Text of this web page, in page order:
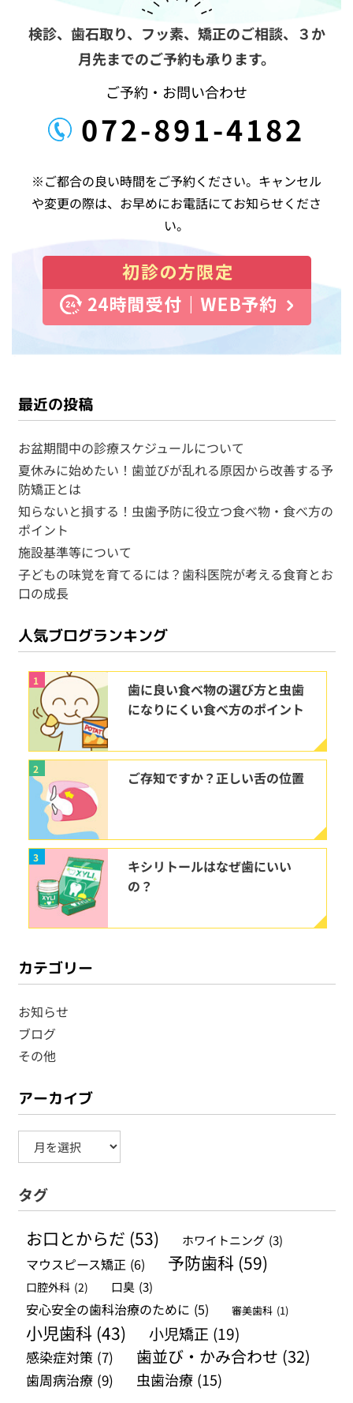
検診、歯石取り、フッ素、矯正のご相談、 ３か
月先までのご予約も承ります。
ご予約・お問い合わせ
072-891-4182
※ご都合の良い時間をご予約ください。キャンセル
や変更の際は、お早めにお電話にてお知らせくださ
い。
最近の投稿
お盆期間中の診療スケジュールについて
夏休みに始めたい！歯並びが乱れる原因から改善する予
防矯正とは
知らないと損する！虫歯予防に役立つ食べ物・食べ方の
ポイント
施設基準等について
子どもの味覚を育てるには？歯科医院が考える食育とお
口の成長
人気ブログランキング
1
歯に良い食べ物の選び方と虫歯
になりにくい食べ方のポイント
2 ご存知ですか？正しい舌の位置
3
キシリトールはなぜ歯にいい
の？
カテゴリー
お知らせ
ブログ
その他
アーカイブ
ー
カ
ブ
タグ
お口とからだ (53) ホワイトニング (3)
マウスピース矯正 (6) 予防歯科 (59)
口腔外科 (2) 口臭 (3)
安心安全の歯科治療のために (5) 審美歯科 (1)
小児歯科 (43) 小児矯正 (19)
感染症対策 (7) 歯並び・かみ合わせ (32)
歯周病治療 (9) 虫歯治療 (15)